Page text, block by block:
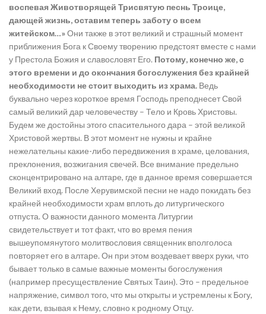
воспевая Животворящей Трисвятую песнь Троице,
дающей жизнь, оставим теперь заботу о всем
житейском…»Они также в этот великий и страшный момент
приближения Бога к Своему творению предстоят вместе с нами
у Престола Божия и славословят Его. Потому, конечно же, с
этого времени и до окончания богослужения без крайней
необходимости не стоит выходить из храма. Ведь
буквально через короткое время Господь преподнесет Свой
самый великий дар человечеству – Тело и Кровь Христовы.
Будем же достойны этого спасительного дара – этой великой
Христовой жертвы. В этот момент не нужны и крайне
нежелательны какие-либо передвижения в храме, целования,
преклонения, возжигания свечей. Все внимание предельно
сконцентрировано на алтаре, где в данное время совершается
Великий вход. После Херувимской песни не надо покидать без
крайней необходимости храм вплоть до литургического
отпуста. О важности данного момента Литургии
свидетельствует и тот факт, что во время пения
вышеупомянутого молитвословия священник вполголоса
повторяет его в алтаре. Он при этом воздевает вверх руки, что
бывает только в самые важные моменты богослужения
(например пресуществление Святых Таин). Это – предельное
напряжение, символ того, что мы открыты и устремлены к Богу,
как дети, взывая к Нему, словно к родному Отцу.